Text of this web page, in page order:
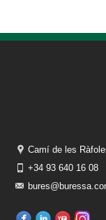
Camí de les
+34 93 640 16 08